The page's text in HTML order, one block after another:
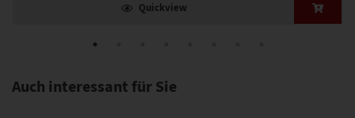
Quickview
Auch interessant für Sie